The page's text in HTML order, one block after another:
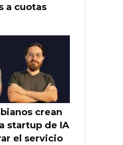
a cuotas
crean
startup de IA
el servicio